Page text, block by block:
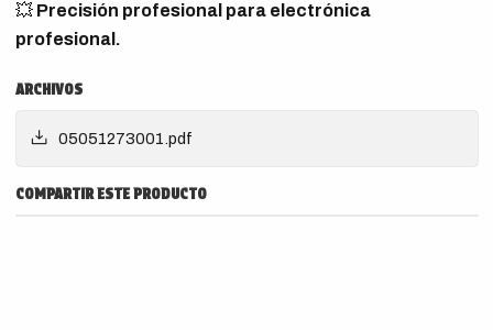
💥 Precisión profesional para electrónica
profesional.
ARCHIVOS
05051273001.pdf
COMPARTIR ESTE PRODUCTO